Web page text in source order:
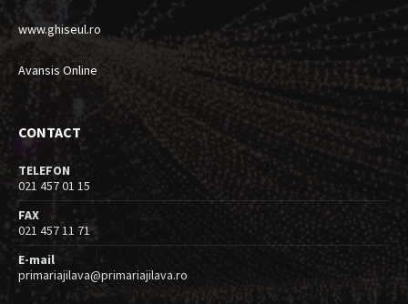
www.ghiseul.ro
Avansis Online
CONTACT
TELEFON
021 457 01 15
FAX
021 457 11 71
E-mail
primariajilava@primariajilava.ro